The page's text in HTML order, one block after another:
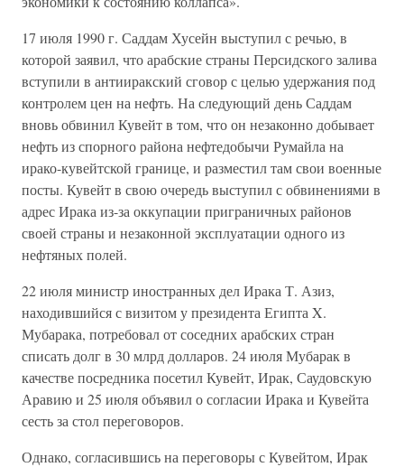
17 июля 1990 г. Саддам Хусейн выступил с речью, в
которой заявил, что арабские страны Персидского залива
вступили в антииракский сговор с целью удержания под
контролем цен на нефть. На следующий день Саддам
вновь обвинил Кувейт в том, что он незаконно добывает
нефть из спорного района нефтедобычи Румайла на
ирако-кувейтской границе, и разместил там свои военные
посты. Кувейт в свою очередь выступил с обвинениями в
адрес Ирака из-за оккупации приграничных районов
своей страны и незаконной эксплуатации одного из
нефтяных полей.
22 июля министр иностранных дел Ирака Т. Азиз,
находившийся с визитом у президента Египта X.
Мубарака, потребовал от соседних арабских стран
списать долг в 30 млрд долларов. 24 июля Мубарак в
качестве посредника посетил Кувейт, Ирак, Саудовскую
Аравию и 25 июля объявил о согласии Ирака и Кувейта
сесть за стол переговоров.
Однако, согласившись на переговоры с Кувейтом, Ирак